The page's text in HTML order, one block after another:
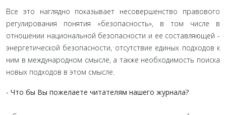
Все это наглядно показывает несовершенство право­вого
регулирования понятия «безопасность», в том числе в
отношении национальной безопасности и ее составляющей -
энергетической безопасности, отсутствие единых подходов к
ним в международном смысле, а также необходимость по­иска
новых подходов в этом смысле.
- Что бы Вы пожелаете читателям нашего журнала?